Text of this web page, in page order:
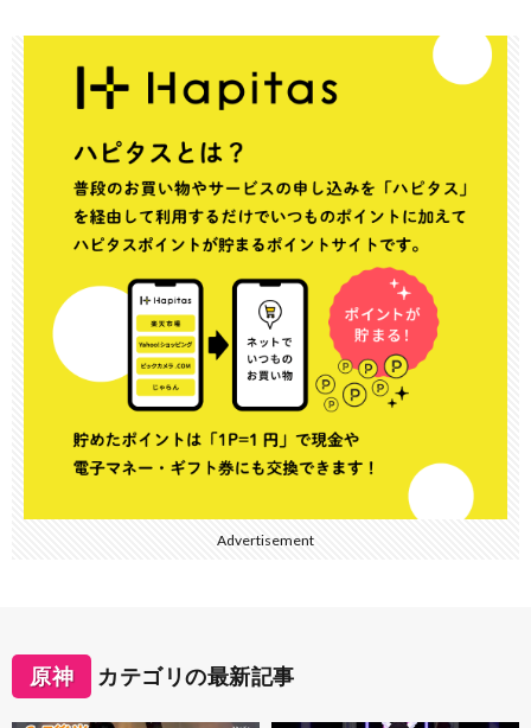
Advertisement
原神 カテゴリの最新記事